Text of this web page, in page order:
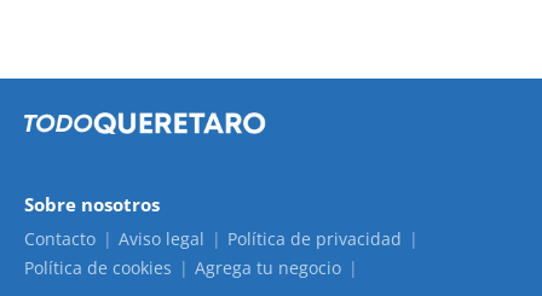
Sobre nosotros
Contacto Aviso legal
Política de privacidad
Política de cookies
Agrega tu negocio